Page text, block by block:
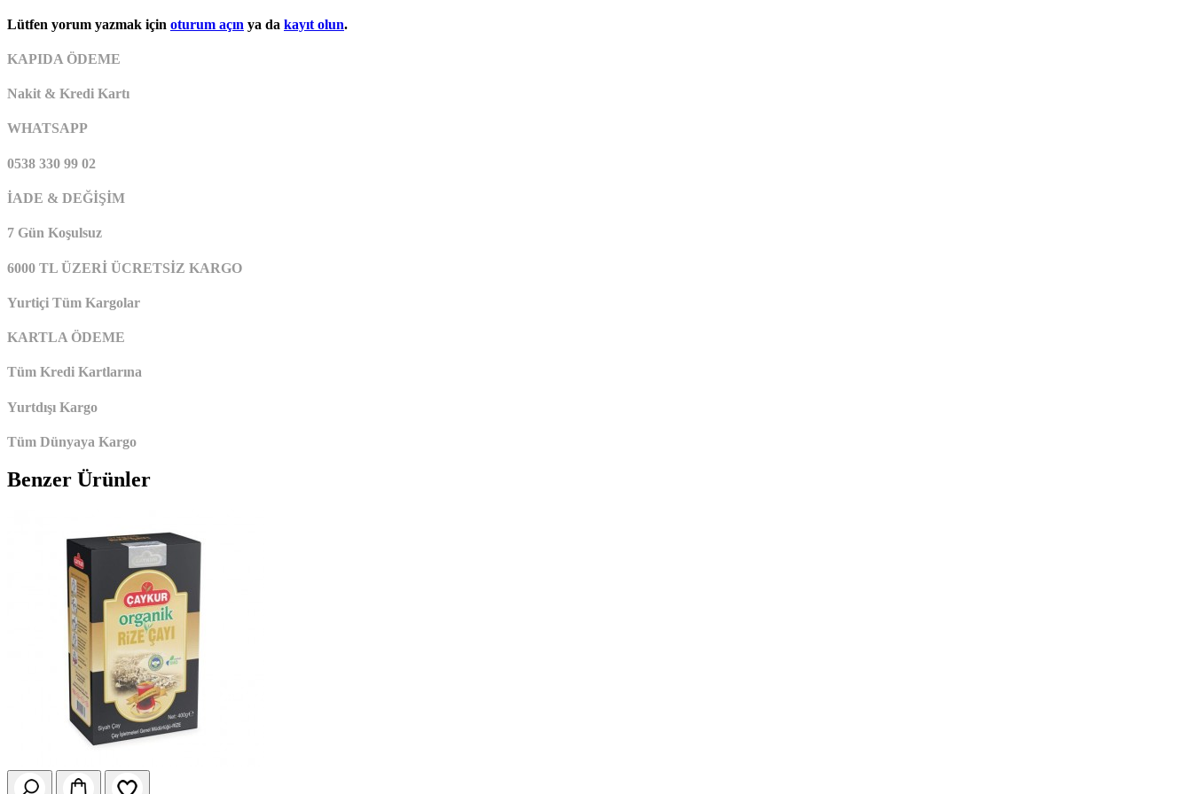
Lütfen yorum yazmak için oturum açın ya da kayıt olun.
KAPIDA ÖDEME
Nakit & Kredi Kartı
WHATSAPP
0538 330 99 02
İADE & DEĞİŞİM
7 Gün Koşulsuz
6000 TL ÜZERİ ÜCRETSİZ KARGO
Yurtiçi Tüm Kargolar
KARTLA ÖDEME
Tüm Kredi Kartlarına
Yurtdışı Kargo
Tüm Dünyaya Kargo
Benzer Ürünler